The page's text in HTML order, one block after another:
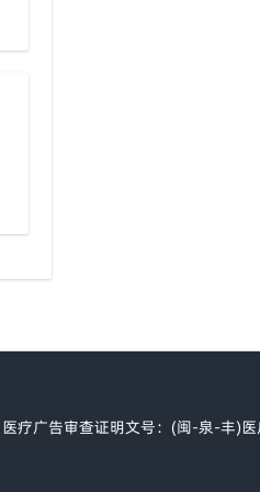
医疗广告审查证明文号：(闽-泉-丰)